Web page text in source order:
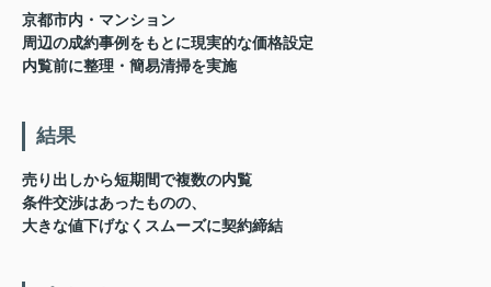
京都市内・マンション
周辺の成約事例をもとに現実的な価格設定
内覧前に整理・簡易清掃を実施
結果
売り出しから短期間で複数の内覧
条件交渉はあったものの、
大きな値下げなくスムーズに契約締結